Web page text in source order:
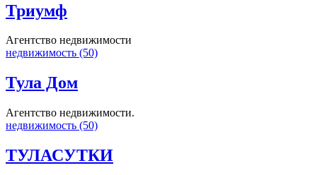
Триумф
Агентство недвижимости
недвижимость (50)
Тула Дом
Агентство недвижимости.
недвижимость (50)
ТУЛАСУТКИ